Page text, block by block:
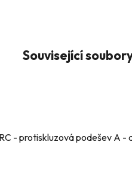
Související
- protiskluzová podešev A